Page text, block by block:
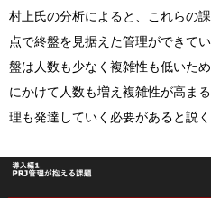
村上氏の分析によると、これらの
点で終盤を見据えた管理ができて
盤は人数も少なく複雑性も低いた
にかけて人数も増え複雑性が高ま
理も発達していく必要があると説く